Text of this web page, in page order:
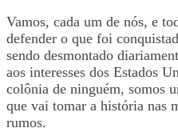
Vamos, cada um de nós, e
defender o que foi
sendo desmontado
aos interesses dos Estados
colônia de ninguém, somos
que vai tomar a história nas
rumos.